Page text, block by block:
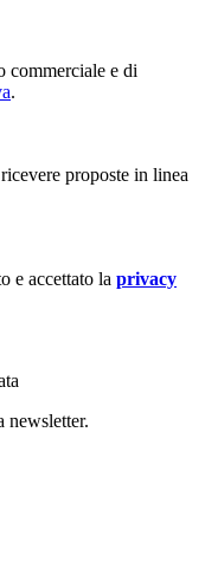
commerciale e di
.
proposte in linea
e accettato la privacy
newsletter.